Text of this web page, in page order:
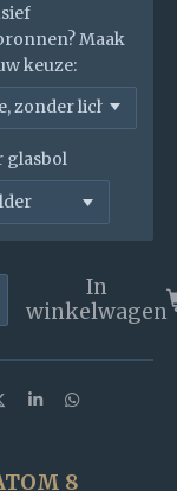
Maak
keuze:
glasbol
In
winkelwagen
S
e
D
n
8